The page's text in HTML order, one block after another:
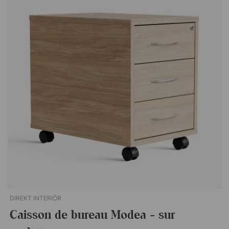
assembléLe caisson de bureau Modea dispose de trois tiroirs
classiques et d'un tiroir spécifique, légèrement plus profond,
place aussi bien seul que sous le bureau, puisque toutes ses
faces sont en bois stratifié. Serrure centrale pratique Stratifié
DIREKT INTERIÖR
Caisson de bureau Modea - sur